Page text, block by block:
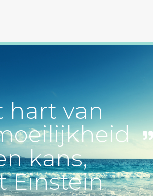
hart van
kans,
Einstein